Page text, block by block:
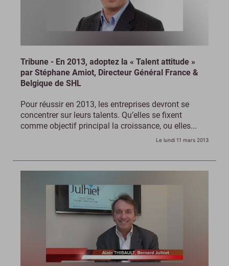
Tribune - En 2013, adoptez la « Talent attitude »
par Stéphane Amiot, Directeur Général France &
Belgique de SHL
Pour réussir en 2013, les entreprises devront se
concentrer sur leurs talents. Qu’elles se fixent
comme objectif principal la croissance, ou elles...
Le lundi 11 mars 2013